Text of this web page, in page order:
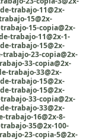
trabajo-11@2x-
15@2x-
15-copia@2x-
trabajo-11@2x-1-
trabajo-15@2x-
23-copia@2x-
33-copia@2x-
trabajo-33@2x-
trabajo-15@2x-
trabajo-15@2x-
33-copia@2x-
trabajo-33@2x-
trabajo-16@2x-8-
35@2x-100-
23-copia-5@2x-